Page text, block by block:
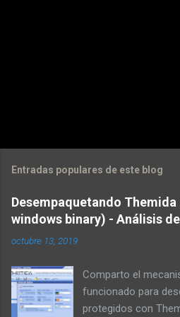
Entradas populares de este blog
Desempaquetando
windows binary) - Análisis
octubre 13, 2019
Comparto el
funcionado para
protegidos con